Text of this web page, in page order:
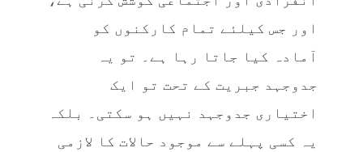
اور جس کیلئے تمام کارکنوں کو
آمادہ کیا جاتا رہا ہے۔ تو یہ
جدوجہد جبریت کے تحت تو ایک
اختیاری جدوجہد نہیں ہو سکتی۔ بلکہ
یہ کسی پہلے سے موجود حالات کا لازمی